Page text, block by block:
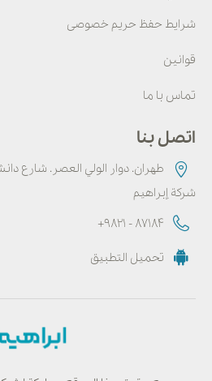
شرایط حفظ حریم خصوصی
قوانین
تماس با ما
اتصل بنا
شركة إبراهيم
+9821 - 87184
تحميل التطبيق